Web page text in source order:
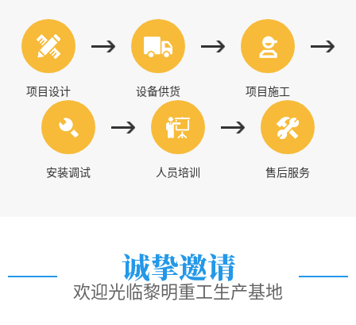
项目设计 设备供货 项目施工
安装调试 人员培训 售后服务
欢迎光临黎明重工生产基地